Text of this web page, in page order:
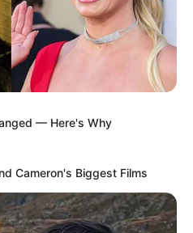
— Here's Why
Cameron's Biggest Films